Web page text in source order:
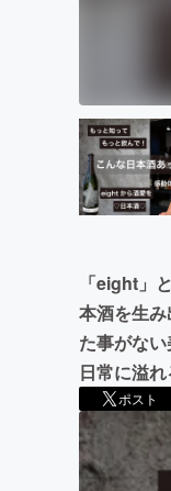
「eight」
本酒を生
た事がな
日常に溢れ
ポスト